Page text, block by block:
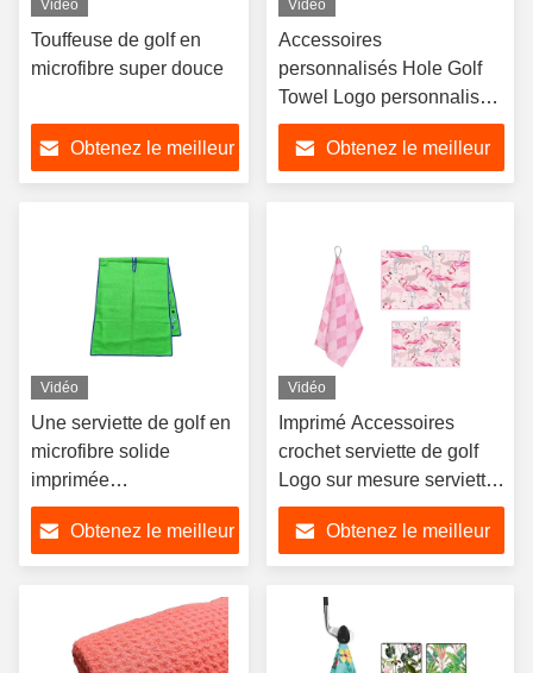
Vidéo
Touffeuse de golf en
microfibre super douce
Obtenez le meilleur
Vidéo
Accessoires
personnalisés Hole Golf
Towel Logo personnalisé
Microfiber Golf Towel
Obtenez le meilleur
Vidéo
Une serviette de golf en
microfibre solide
imprimée
numériquement
personnalisée
Obtenez le meilleur
Vidéo
Imprimé Accessoires
crochet serviette de golf
Logo sur mesure serviette
de golf en microfibre
Obtenez le meilleur